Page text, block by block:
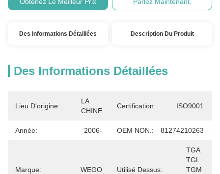
Des Informations Détaillées Description Du Produit
Des Informations Détaillées
Lieu D'origine:
LA
CHINE
Certification: ISO9001
Année: 2006- OEM NON.: 81274210263
Marque: WEGO Utilisé Dessus:
TGA
TGL
TGM